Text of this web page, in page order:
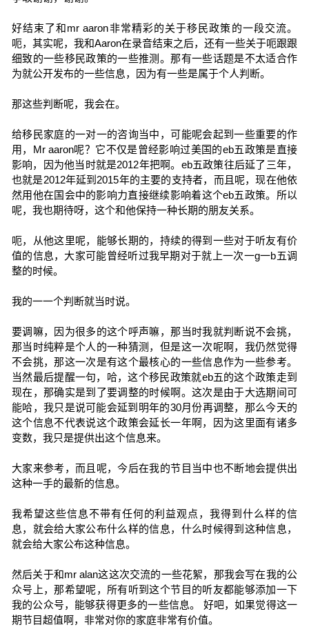
好结束了和mr aaron非常精彩的关于移民政策的一段交流。
呃，其实呢，我和Aaron在录音结束之后，还有一些关于呃跟跟
细致的一些移民政策的一些推测。那有一些话题是不太适合作
为就公开发布的一些信息，因为有一些是属于个人判断。
那这些判断呢，我会在。
给移民家庭的一对一的咨询当中，可能呢会起到一些重要的作
用，Mr aaron呢？它不仅是曾经影响过美国的eb五政策是直接
影响，因为他当时就是2012年把啊。eb五政策往后延了三年，
也就是2012年延到2015年的主要的支持者，而且呢，现在他依
然用他在国会中的影响力直接继续影响着这个eb五政策。所以
呢，我也期待呀，这个和他保持一种长期的朋友关系。
呃，从他这里呢，能够长期的，持续的得到一些对于听友有价
值的信息，大家可能曾经听过我早期对于就上一次一g一b五调
整的时候。
我的一一个判断就当时说。
要调嘛，因为很多的这个呼声嘛，那当时我就判断说不会挑，
那当时纯粹是个人的一种猜测，但是这一次呢啊，我仍然觉得
不会挑，那这一次是有这个最核心的一些信息作为一些参考。
当然最后提醒一句，哈，这个移民政策就eb五的这个政策走到
现在，那确实是到了要调整的时候啊。这次是由于大选期间可
能哈，我只是说可能会延到明年的30月份再调整，那么今天的
这个信息不代表说这个政策会延长一年啊，因为这里面有诸多
变数，我只是提供出这个信息来。
大家来参考，而且呢，今后在我的节目当中也不断地会提供出
这种一手的最新的信息。
我希望这些信息不带有任何的利益观点，我得到什么样的信
息，就会给大家公布什么样的信息，什么时候得到这种信息，
就会给大家公布这种信息。
然后关于和mr alan这这次交流的一些花絮，那我会写在我的公
众号上，那希望呢，所有听到这个节目的听友都能够添加一下
我的公众号，能够获得更多的一些信息。 好吧，如果觉得这一
期节目超值啊，非常对你的家庭非常有价值。